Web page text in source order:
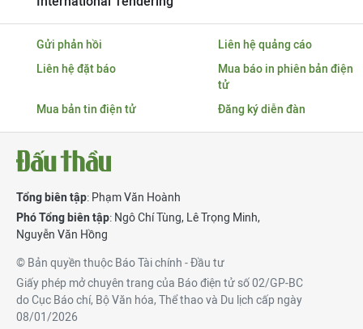
Gửi phản hồi
Liên hệ quảng cáo
Liên hệ đặt báo
Mua báo in phiên bản điện
tử
Mua bản tin điện tử
Đăng ký diễn đàn
Tổng biên tập: Phạm Văn Hoành
Phó Tổng biên tập: Ngô Chí Tùng, Lê Trọng Minh,
Nguyễn Văn Hồng
© Bản quyền thuộc Báo Tài chính - Đầu tư
Giấy phép mở chuyên trang của Báo điện tử số 02/GP-BC
do Cục Báo chí, Bộ Văn hóa, Thể thao và Du lịch cấp ngày
08/01/2026